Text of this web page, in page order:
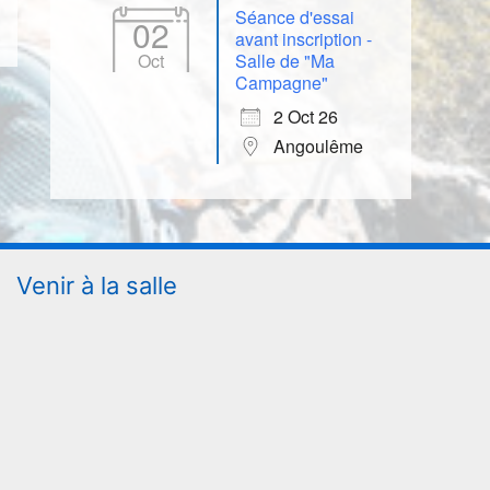
02
Oct
Séance d'essai
avant inscription -
Salle de "Ma
Campagne"
2 Oct 26
Angoulême
Venir à la salle